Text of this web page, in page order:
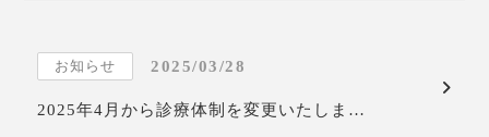
お知らせ 2025/03/28
2025年4月から診療体制を変更いたしま…